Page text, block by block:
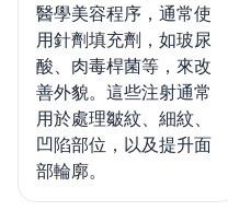
醫學美容程序，通常使
用針劑填充劑，如玻尿
酸、肉毒桿菌等，來改
善外貌。這些注射通常
用於處理皺紋、細紋、
凹陷部位，以及提升面
部輪廓。